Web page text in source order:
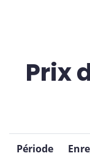
Prix
Période